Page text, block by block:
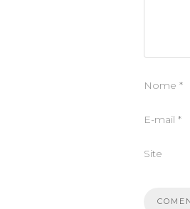
Nome *
E-mail *
Site